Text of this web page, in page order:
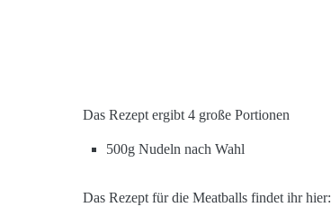
Das Rezept ergibt 4 große Portionen
500g Nudeln nach Wahl
Das Rezept für die Meatballs findet ihr hier: